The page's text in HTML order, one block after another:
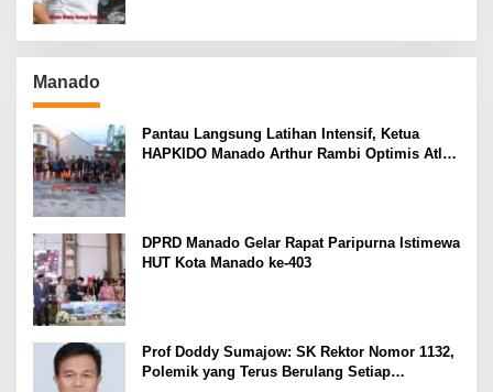
Manado
Pantau Langsung Latihan Intensif, Ketua
HAPKIDO Manado Arthur Rambi Optimis Atlet
DPRD Manado Gelar Rapat Paripurna Istimewa
HUT Kota Manado ke-403
Prof Doddy Sumajow: SK Rektor Nomor 1132,
Polemik yang Terus Berulang Setiap